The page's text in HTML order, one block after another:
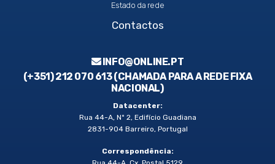
Estado da rede
Contactos
INFO@ONLINE.PT
(+351) 212 070 613 (CHAMADA PARA A REDE FIXA
NACIONAL)
Datacenter:
Rua 44-A, Nº 2, Edifício Guadiana
2831-904 Barreiro, Portugal
Correspondência: